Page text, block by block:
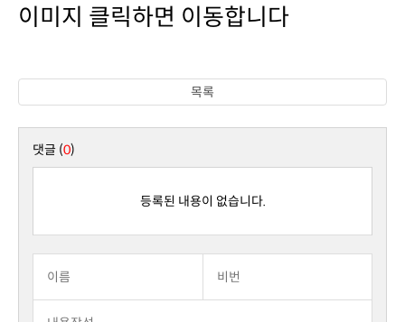
이미지 클릭하면 이동합니다
목록
댓글 (0)
등록된 내용이 없습니다.